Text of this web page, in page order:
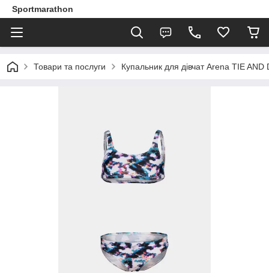
Sportmarathon
Товари та послуги Купальник для дівчат Arena TIE